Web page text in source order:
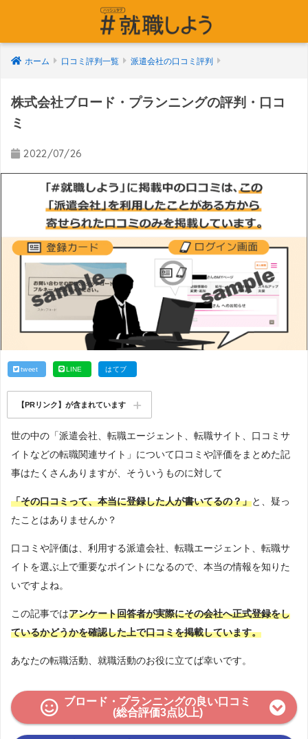
ホーム 口コミ評判一覧 派遣会社の口コミ評判
株式会社ブロード・プランニングの評判・口コ
ミ
2022/07/26
tweet LINE はてブ
【PRリンク】が含まれています
世の中の「派遣会社、転職エージェント、転職サイト、口コミサ
イトなどの転職関連サイト」について口コミや評価をまとめた記
事はたくさんありますが、そういうものに対して
「その口コミって、本当に登録した人が書いてるの？」と、疑っ
たことはありませんか？
口コミや評価は、利用する派遣会社、転職エージェント、転職サ
イトを選ぶ上で重要なポイントになるので、本当の情報を知りた
いですよね。
この記事ではアンケート回答者が実際にその会社へ正式登録をし
ているかどうかを確認した上で口コミを掲載しています。
あなたの転職活動、就職活動のお役に立てば幸いです。
ブロード・プランニングの良い口コミ
(総合評価3点以上)